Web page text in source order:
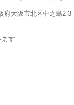
に向けたインフラ
、プロジェクトマ
方 ■英語力（読み書
ちの方 アピールポ
気通貫した幅広いＩ
府大阪市北区中之島2-
す